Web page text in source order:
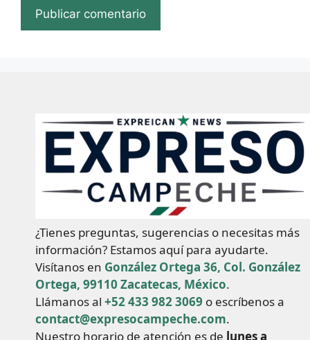
¿Tienes preguntas, sugerencias o necesitas más
información? Estamos aquí para ayudarte.
Visítanos en González Ortega 36, Col. González
Ortega, 99110 Zacatecas, México.
Llámanos al +52 433 982 3069 o escríbenos a
contact@expresocampeche.com.
Nuestro horario de atención es de lunes a